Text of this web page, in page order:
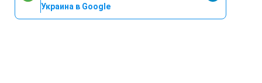
Украина в Google